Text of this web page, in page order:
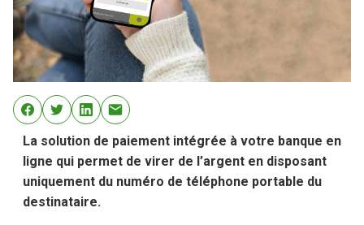
La solution de paiement intégrée à votre banque en
ligne qui permet de virer de l’argent en disposant
uniquement du numéro de téléphone portable du
destinataire.